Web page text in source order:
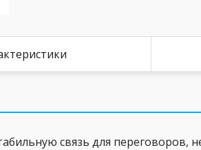
связь для переговоров,